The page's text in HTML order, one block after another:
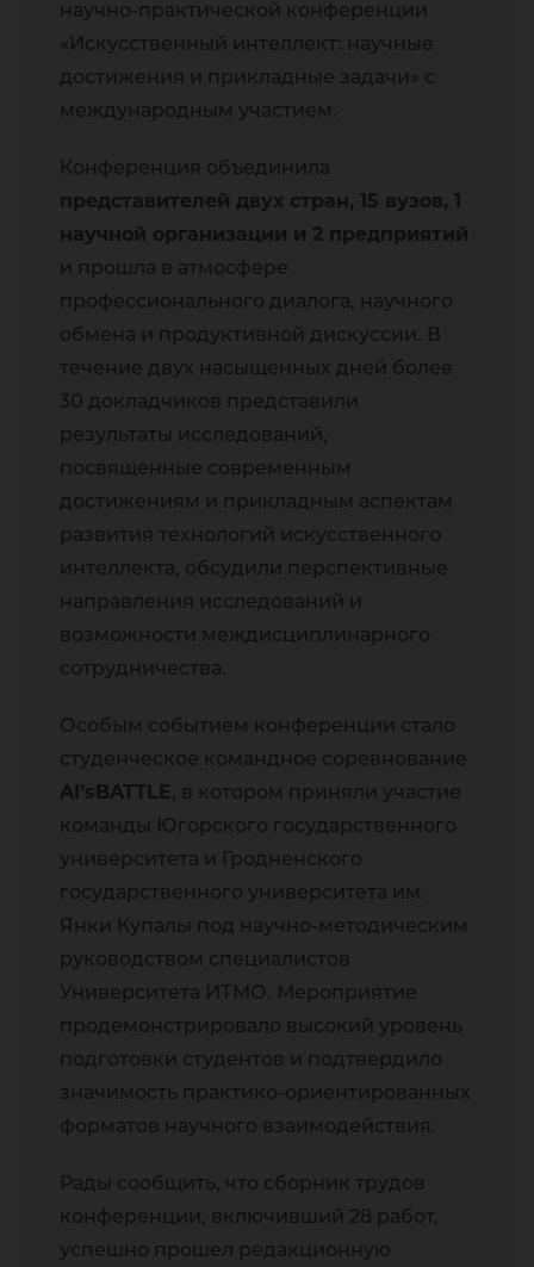
научно-практической конференции
«Искусственный интеллект: научные
достижения и прикладные задачи» с
международным участием.
Конференция объединила
представителей двух стран, 15 вузов, 1
научной организации и 2 предприятий
и прошла в атмосфере
профессионального диалога, научного
обмена и продуктивной дискуссии. В
течение двух насыщенных дней более
30 докладчиков представили
результаты исследований,
посвященные современным
достижениям и прикладным аспектам
развития технологий искусственного
интеллекта, обсудили перспективные
направления исследований и
возможности междисциплинарного
сотрудничества.
Особым событием конференции стало
студенческое командное соревнование
AI’sBATTLE, в котором приняли участие
команды Югорского государственного
университета и Гродненского
государственного университета им.
Янки Купалы под научно-методическим
руководством специалистов
Университета ИТМО. Мероприятие
продемонстрировало высокий уровень
подготовки студентов и подтвердило
значимость практико-ориентированных
форматов научного взаимодействия.
Рады сообщить, что сборник трудов
конференции, включивший 28 работ,
успешно прошел редакционную